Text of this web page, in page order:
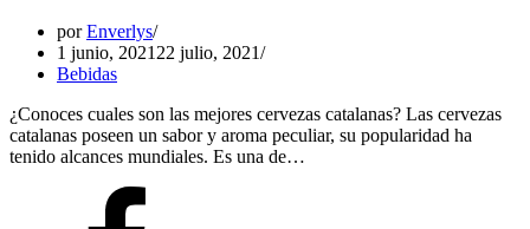
porEnverlys
1 junio, 2021 22 julio, 2021
Bebidas
¿Conoces cuales son las mejores cervezas catalanas? Las cervezas
catalanas poseen un sabor y aroma peculiar, su popularidad ha
tenido alcances mundiales. Es una de…